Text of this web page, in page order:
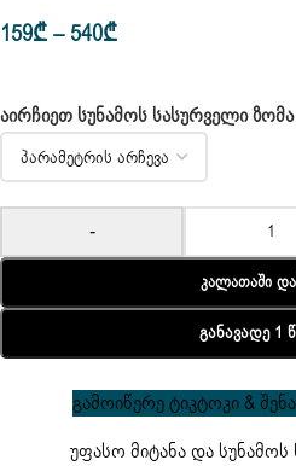
159₾– 540₾
ᲐᲘᲠᲩᲘᲔᲗ ᲡᲣᲜᲐᲛᲝᲡ ᲡᲐᲡᲣᲠᲕᲔᲚᲘ ᲖᲝᲛᲐ
-
Კალათაში
Განავადე 1
გამოიწერე ტიკტოკი &
უფასო მიტანა და სუნამოს